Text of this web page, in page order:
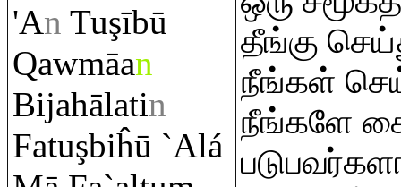
'An Tuşībū
Qawmāan
Bijahālatin
Fatuşbiĥū `Alá
தீங்கு
நீங்கள்
நீங்களே